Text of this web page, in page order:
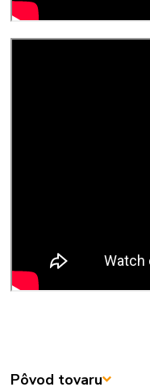
Pôvod tovaru